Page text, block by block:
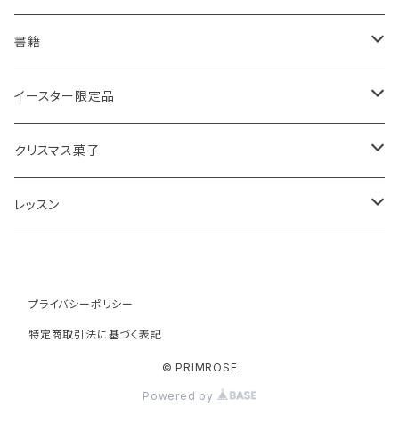
ルバーブ
アールグレイ
いちご
スコーンと紅茶のギフト
チーズスコーン
オーガニックラベンダー
抹茶と小豆
栗のスコーン
苺ミルク
バナナブレッド
ウエリッシュケーキ
ヴィクトリアサンドイッチケーキ
オレンジとポピーシードのケーキ
シードケーキ
アールグレイ
リーフ
ティーバッグ
セイロンティー
ディンブラ
ウバ
ルフナ
紅茶ギフト
紅茶・お菓子ギフト
薔薇の紅茶
イングリッシュブレックファースト
書籍
インテリア
紅茶缶
本
テーブル雑貨・器
イースター限定品
ビスケット・クッキー
アイシングクッキー
クリスマス菓子
ミンスパイ
ジンジャーブレッドマン
レッスン
オンラインレッスン
プライバシーポリシー
特定商取引法に基づく表記
© PRIMROSE
Powered by